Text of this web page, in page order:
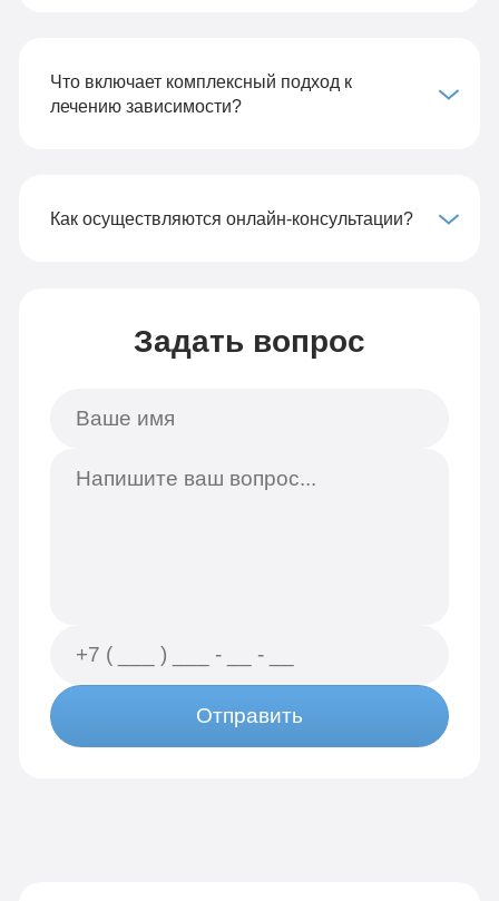
Что включает комплексный подход к
лечению зависимости?
Как осуществляются онлайн-консультации?
Задать вопрос
Отправить